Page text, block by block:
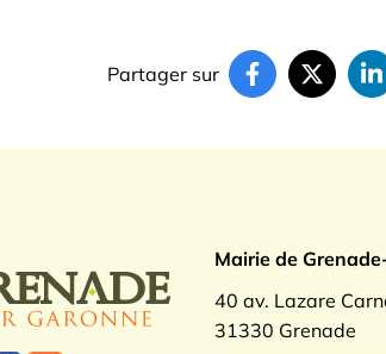
Partager sur
Logo Grenade sur
Mairie de
40 av. Lazare
31330 Grenade